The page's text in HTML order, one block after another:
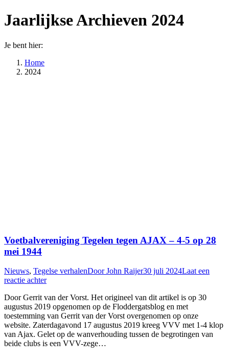
Jaarlijkse Archieven 2024
Je bent hier:
Home
2024
Voetbalvereniging Tegelen tegen AJAX – 4-5 op 28
mei 1944
Nieuws, Tegelse verhalenDoorJohn Raijer30 juli 2024Laat een
reactie achter
Door Gerrit van der Vorst. Het origineel van dit artikel is op 30
augustus 2019 opgenomen op de Floddergatsblog en met
toestemming van Gerrit van der Vorst overgenomen op onze
website. Zaterdagavond 17 augustus 2019 kreeg VVV met 1-4 klop
van Ajax. Gelet op de wanverhouding tussen de begrotingen van
beide clubs is een VVV-zege…